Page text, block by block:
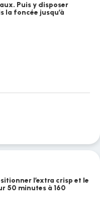
Puis y disposer
la foncée jusqu’à
l’extra crisp et le
50 minutes à 160